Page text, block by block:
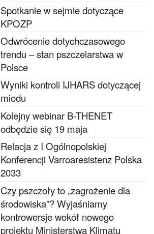
Spotkanie w sejmie dotyczące
KPOZP
Odwrócenie dotychczasowego
trendu – stan pszczelarstwa w
Polsce
Wyniki kontroli IJHARS dotyczącej
miodu
Kolejny webinar B-THENET
odbędzie się 19 maja
Relacja z I Ogólnopolskiej
Konferencji Varroaresistenz Polska
2033
Czy pszczoły to „zagrożenie dla
środowiska”? Wyjaśniamy
kontrowersje wokół nowego
projektu Ministerstwa Klimatu